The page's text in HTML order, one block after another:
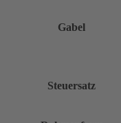
Gabel
Steuersatz